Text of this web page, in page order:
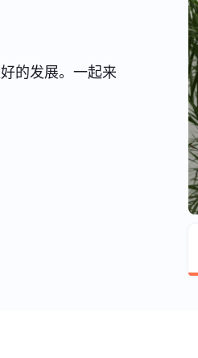
的发展。一起来